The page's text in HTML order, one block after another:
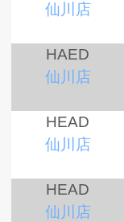
仙川店
HAED
仙川店
HEAD
仙川店
HEAD
仙川店